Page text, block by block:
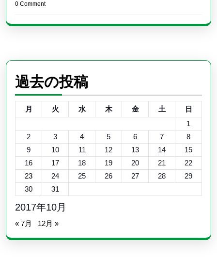
0 Comment
過去の投稿
2017年10月
月 火 水 木 金 土
日
1
2
3 4 5 6 7
8
9
10 11 12 13 14
15
16
17 18 19 20 21
22
23
24 25 26 27 28
29
30
31
« 7月 12月 »